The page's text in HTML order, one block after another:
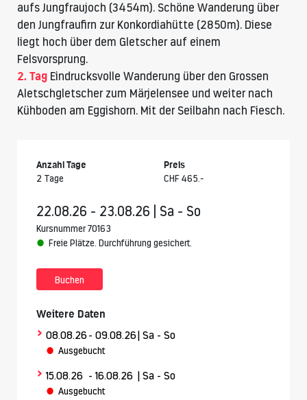
aufs Jungfraujoch (3454m). Schöne Wanderung über
den Jungfraufirn zur Konkordiahütte (2850m). Diese
liegt hoch über dem Gletscher auf einem
Felsvorsprung.
2. Tag Eindrucksvolle Wanderung über den Grossen
Aletschgletscher zum Märjelensee und weiter nach
Kühboden am Eggishorn. Mit der Seilbahn nach Fiesch.
Anzahl Tage
2 Tage
Preis
CHF 465.-
22.08.26 - 23.08.26 | Sa - So
Kursnummer 70163
Freie Plätze. Durchführung gesichert.
Buchen
Weitere Daten
> 08.08.26- 09.08.26| Sa - So
Ausgebucht
> 15.08.26 - 16.08.26 | Sa - So
Ausgebucht